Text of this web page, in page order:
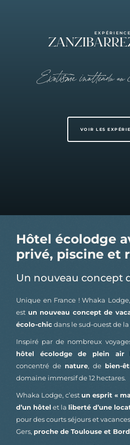
EXPÉRIENCE
Exotisme inattendu
VOIR LES
Hôtel écolodge
privé, piscine et
Un nouveau concept
Unique en France ! Whaka
est un nouveau concept de
écolo-chicdans le sud-ouest de la
Inspiré par de nombreux
hôtel écolodge de plein air
concentré de nature, de bien-
domaine immersif de 12 hectares.
Whaka Lodge, c’est un esprit «
d’un hôtel et la liberté d’une
pour des courts séjours et
Gers, proche de Toulouse et